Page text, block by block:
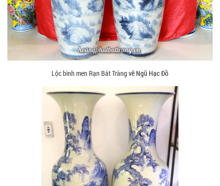
Lộc bình men Rạn Bát Tràng vẽ Ngũ Hạc Đồ